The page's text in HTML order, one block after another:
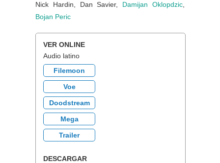
Nick Hardin, Dan Savier, Damijan Oklopdzic
Bojan Peric
VER ONLINE
Audio latino
Filemoon
Voe
Doodstream
Mega
Trailer
DESCARGAR